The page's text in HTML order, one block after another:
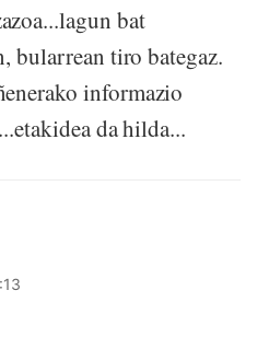
bat
bularrean tiro bategaz.
informazio
da hilda...